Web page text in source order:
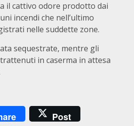
il cattivo odore prodotto dai
incendi che nell’ultimo
nelle suddette zone.
sequestrate, mentre gli
in caserma in attesa
Post